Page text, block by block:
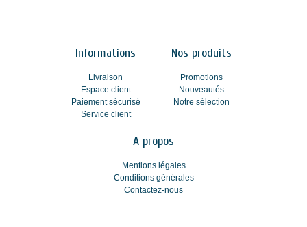
Informations
Livraison
Espace client
Paiement sécurisé
Service client
Nos produits
Promotions
Nouveautés
Notre sélection
A propos
Mentions légales
Conditions générales
Contactez-nous